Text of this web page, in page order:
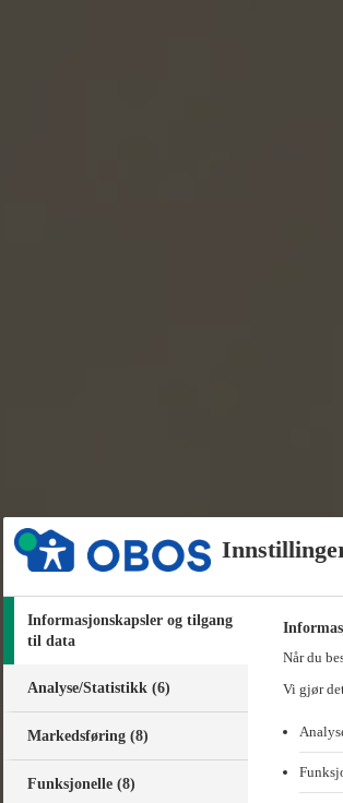
Informasjonskapsler og tilgang
til data
Analyse/Statistikk (6)
Markedsføring (8)
Funksjonelle (8)
Når du
Vi gjør